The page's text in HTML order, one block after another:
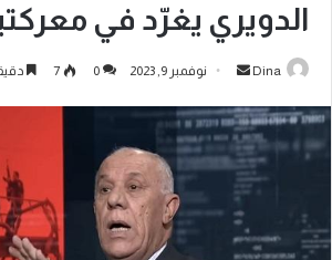
الدويري يغرّد في
Dina نوفمبر 9, 2023 0
7